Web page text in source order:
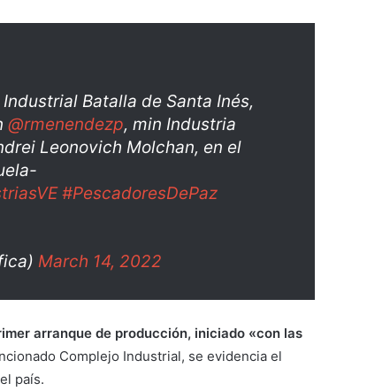
Batalla de Santa Inés,
@rmenendezp, min Industria
Leonovich Molchan, en el
#PescadoresDePaz
March 14, 2022
arranque de producción, iniciado «con las
Complejo Industrial, se evidencia el
país.